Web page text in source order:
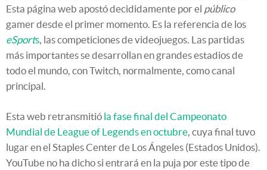
Esta página web apostó decididamente por el público
gamer desde el primer momento. Es la referencia de los
eSports, las competiciones de videojuegos. Las partidas
más importantes se desarrollan en grandes estadios de
todo el mundo, con Twitch, normalmente, como canal
principal.
Esta web retransmitió la fase final del Campeonato
Mundial de League of Legends en octubre, cuya final tuvo
lugar en el Staples Center de Los Ángeles (Estados Unidos).
YouTube no ha dicho si entrará en la puja por este tipo de